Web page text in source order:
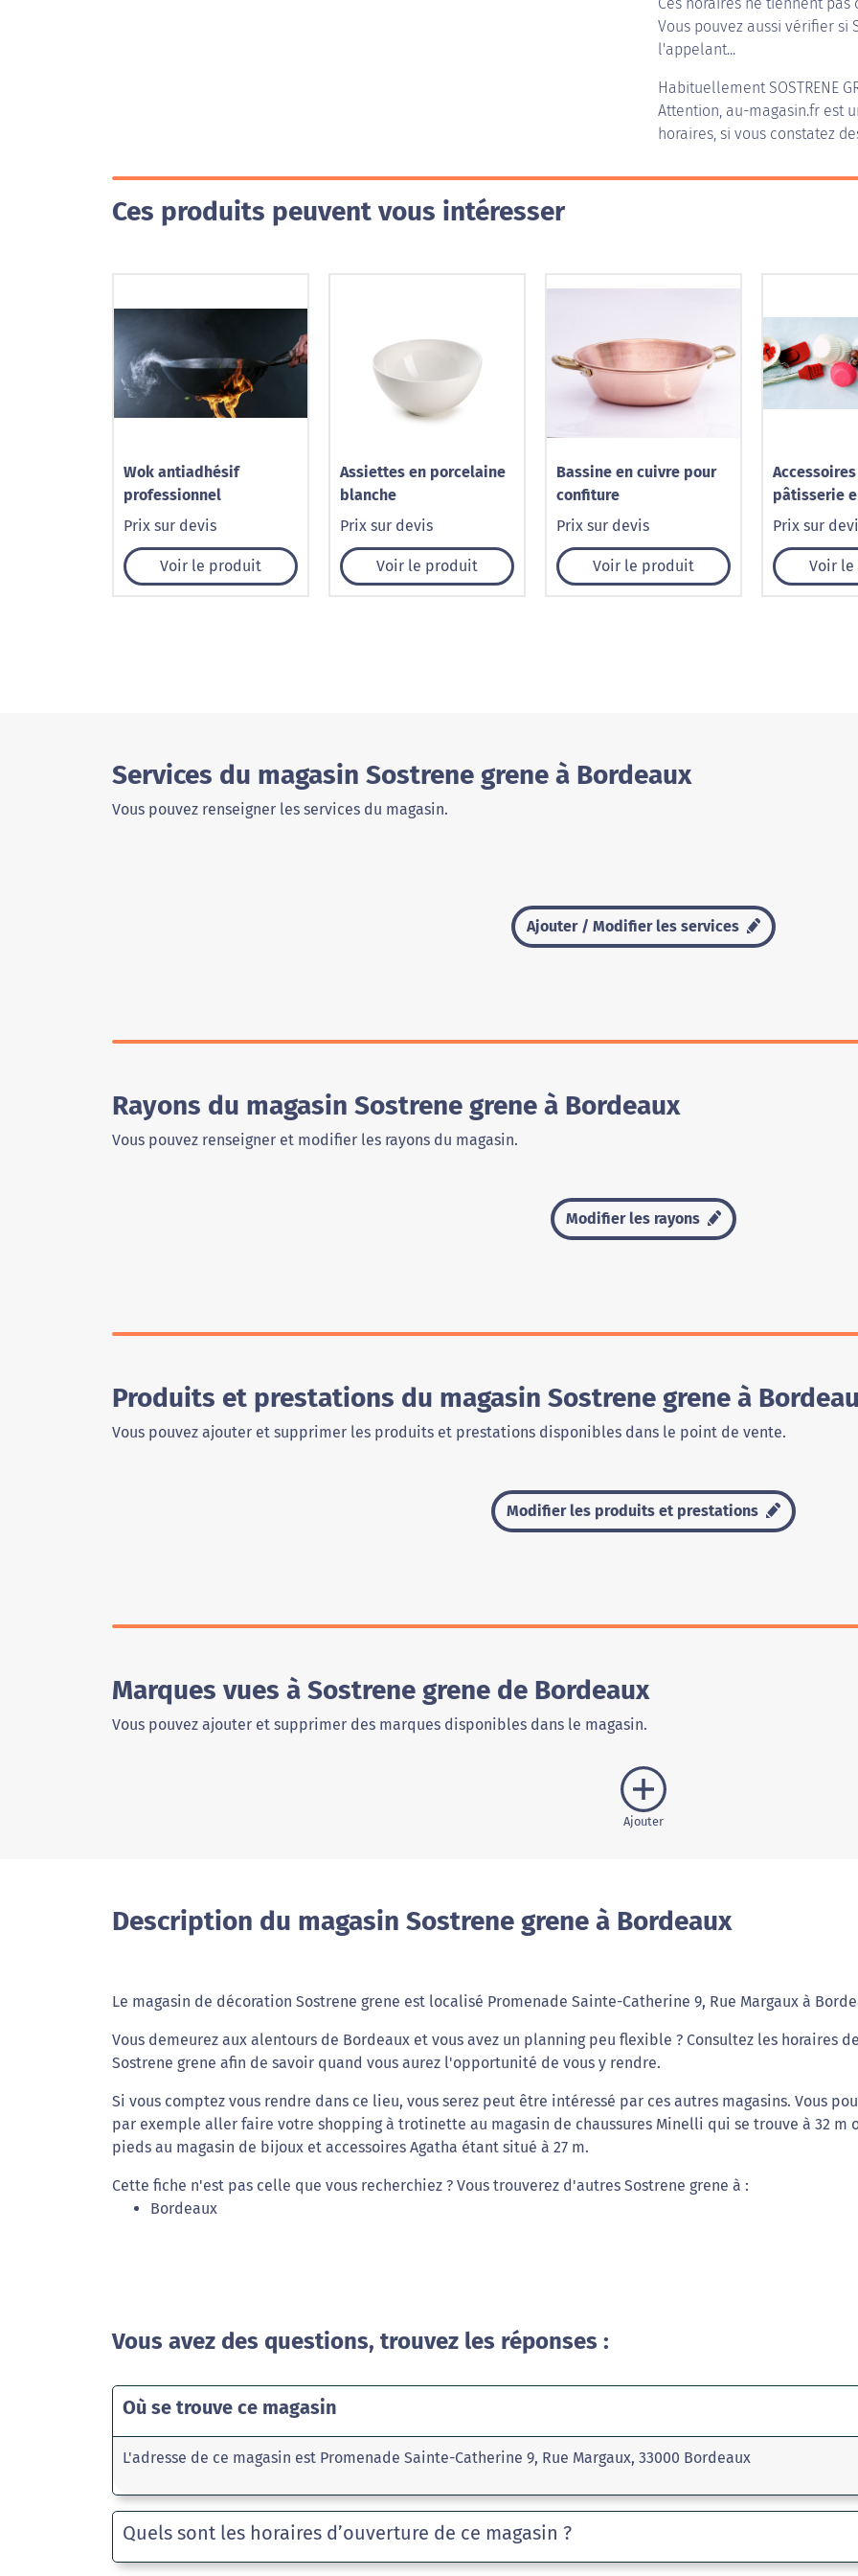
Vous pouvez aussi vérifier
l'appelant...
HabituellementSOSTRENE
Attention, au-magasin.fr est
horaires, si vous constatez
Ces produits peuvent vous intéresser
Wok antiadhésif
professionnel
Prix sur devis
Voir le produit
Assiettes en porcelaine
blanche
Prix sur devis
Voir le produit
Bassine en cuivre pour
confiture
Prix sur devis
Voir le produit
pâtisserie
Prix sur
Voir
Services du magasin Sostrene grene à Bordeaux
Vous pouvez renseigner les services du magasin.
Ajouter / Modifier les services
Rayons du magasin Sostrene grene à Bordeaux
Vous pouvez renseigner et modifier les rayons du magasin.
Modifier les rayons
Produits et prestations du magasin Sostrene grene à
Vous pouvez ajouter et supprimer les produits et prestations disponibles dans le point de vente.
Modifier les produits et prestations
Marques vues à Sostrene grene de Bordeaux
Vous pouvez ajouter et supprimer des marques disponibles dans le magasin.
Ajouter
Description du magasin Sostrene grene à Bordeaux
Le magasin de décoration Sostrene grene est localisé Promenade Sainte-Catherine 9, Rue Margaux à
Vous demeurez aux alentours de Bordeaux et vous avez un planning peu flexible ? Consultez les horaires
Sostrene grene afin de savoir quand vous aurez l'opportunité de vous y rendre.
Si vous comptez vous rendre dans ce lieu, vous serez peut être intéressé par ces autres magasins. Vous
par exemple aller faire votre shopping à trotinette au magasin de chaussures Minelli qui se trouve à 32 m
pieds au magasin de bijoux et accessoires Agatha étant situé à 27 m.
Cette fiche n'est pas celle que vous recherchiez ? Vous trouverez d'autres Sostrene grene à :
Bordeaux
Vous avez des questions, trouvez les réponses :
Où se trouve ce magasin
L'adresse de ce magasin est Promenade Sainte-Catherine 9, Rue Margaux, 33000 Bordeaux
Quels sont les horaires d’ouverture de ce magasin ?